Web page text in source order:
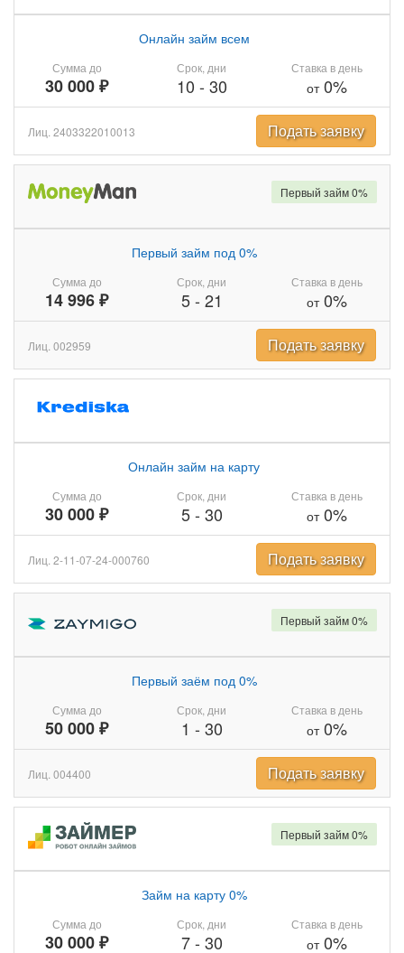
Сумма до
30 000 ₽
Онлайн займ всем
Срок, дни
10 - 30
Ставка в день
от0%
Лиц. 2403322010013 Подать заявку
Сумма до
14 996 ₽
Первый займ под 0%
Срок, дни
5- 21
Ставка в день
от0%
Первый займ 0%
Лиц. 002959 Подать заявку
Сумма до
30 000 ₽
Онлайн займ на карту
Срок, дни
5- 30
Ставка в день
от0%
Лиц. 2-11-07-24-000760 Подать заявку
Сумма до
50 000 ₽
Первый заём под 0%
Срок, дни
1 - 30
Ставка в день
от0%
Первый займ 0%
Лиц. 004400 Подать заявку
Сумма до
30 000 ₽
Займ на карту 0%
Срок, дни
7- 30
Ставка в день
от0%
Первый займ 0%